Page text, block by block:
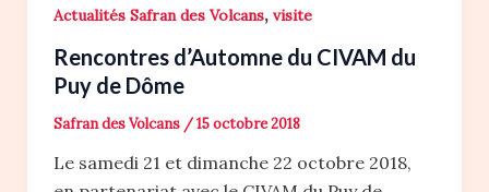
Actualités Safran des Volcans, visite
Rencontres d’Automne du CIVAM du
Puy de Dôme
Safran des Volcans /15 octobre 2018
Le samedi 21 et dimanche 22 octobre 2018,